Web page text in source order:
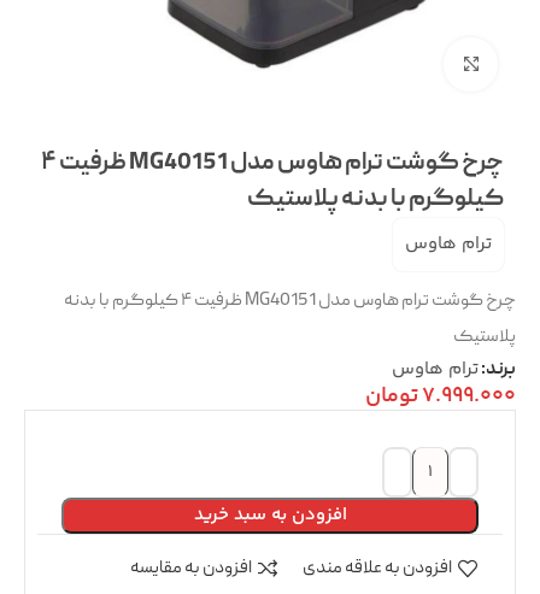
چرخ گوشت ترام هاوس مدل MG40151 ظرفیت ۴
کیلوگرم با بدنه پلاستیک
ترام هاوس
چرخ گوشت ترام هاوس مدل MG40151 ظرفیت ۴ کیلوگرم با بدنه
پلاستیک
برند:ترام هاوس
7.999.000تومان
افزودن به سبد خرید
افزودن به علاقه مندی افزودن به مقایسه